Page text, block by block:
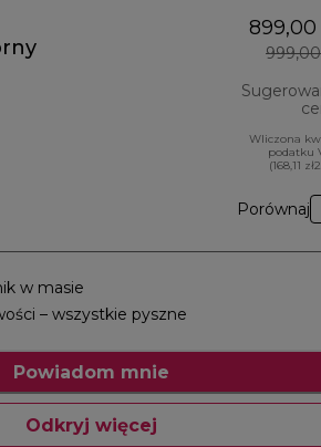
899,00
999,00
Wliczona
podatku
(168,11
Porównaj
w masie
– wszystkie pyszne
Powiadom mnie
Odkryj więcej